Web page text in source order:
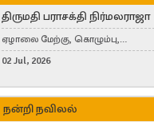
திருமதி பராசக்தி நிர்மலராஜா
ஏழாலை மேற்கு, கொழும்பு,
தங்காலை, London, United Kingdom
02 Jul, 2026
நன்றி நவிலல்